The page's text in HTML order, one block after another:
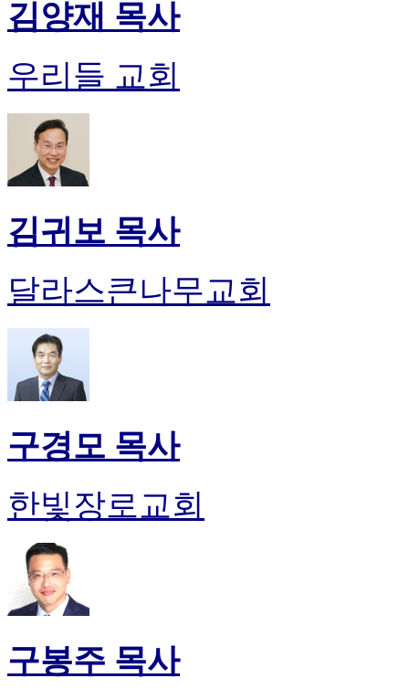
김양재 목사
우리들 교회
김귀보 목사
달라스큰나무교회
구경모 목사
한빛장로교회
구봉주 목사